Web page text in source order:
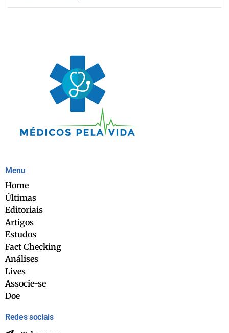
Menu
Home
Últimas
Editoriais
Artigos
Estudos
Fact Checking
Análises
Lives
Associe-se
Doe
Redes sociais